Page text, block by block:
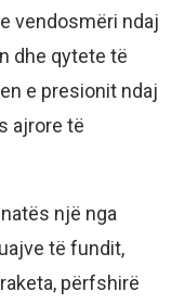
vendosmëri ndaj
dhe qytete të
e presionit ndaj
ajrore të
një nga
të fundit,
përfshirë